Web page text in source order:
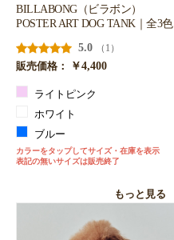
BILLABONG（ビラボン）
POSTER ART DOG TANK｜全3色
5.0
（1）
販売価格：
￥4,400
ライトピンク
ホワイト
ブルー
カラーをタップしてサイズ・在庫を表示
表記の無いサイズは販売終了
もっと見る